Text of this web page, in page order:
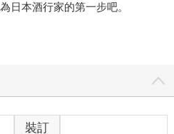
日本酒行家的第一步吧。
裝訂